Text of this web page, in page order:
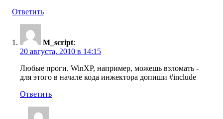
Ответить
M_script:
20 августа, 2010 в 14:15
Любые проги. WinXP, например, можешь взломать -
для этого в начале кода инжектора допиши #include
Ответить